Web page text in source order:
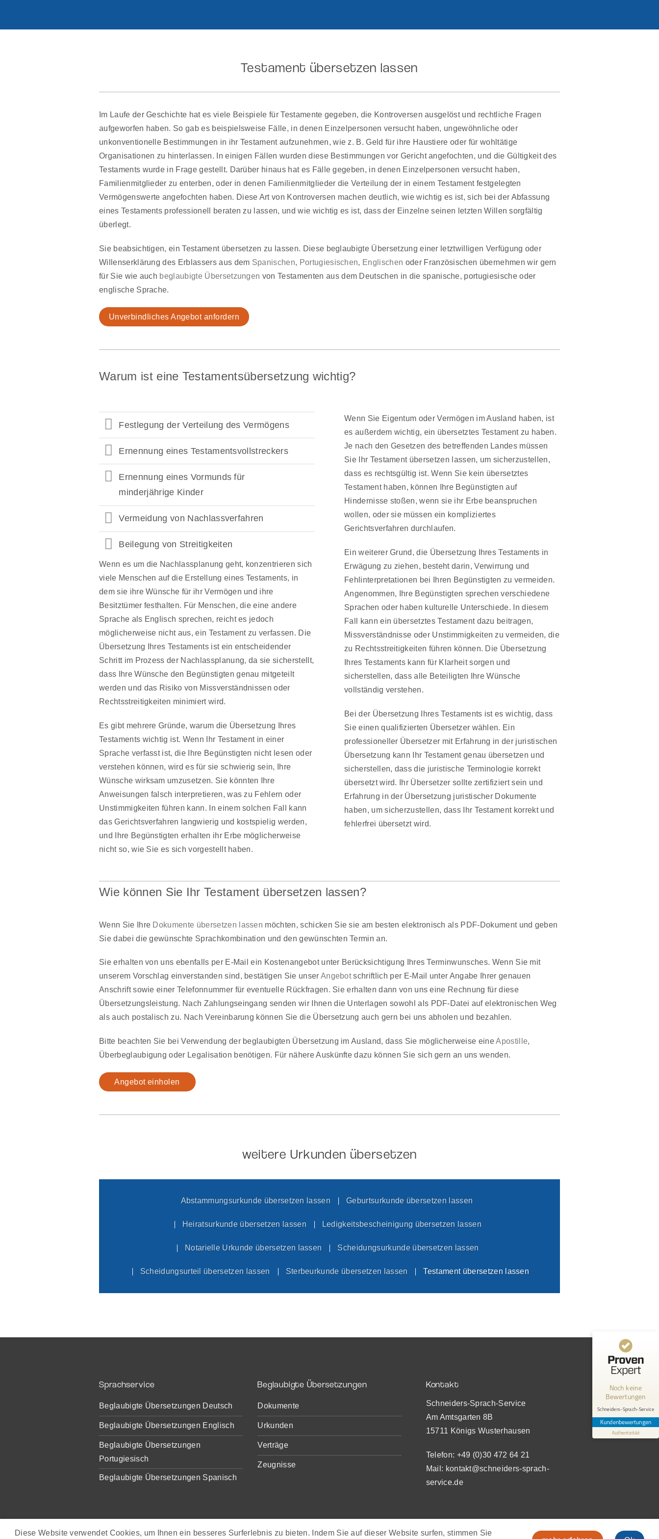
Testament übersetzen lassen
Im Laufe der Geschichte hat es viele Beispiele für Testamente gegeben, die Kontroversen ausgelöst und rechtliche Fragen
aufgeworfen haben. So gab es beispielsweise Fälle, in denen Einzelpersonen versucht haben, ungewöhnliche oder
unkonventionelle Bestimmungen in ihr Testament aufzunehmen, wie z. B. Geld für ihre Haustiere oder für wohltätige
Organisationen zu hinterlassen. In einigen Fällen wurden diese Bestimmungen vor Gericht angefochten, und die Gültigkeit des
Testaments wurde in Frage gestellt. Darüber hinaus hat es Fälle gegeben, in denen Einzelpersonen versucht haben,
Familienmitglieder zu enterben, oder in denen Familienmitglieder die Verteilung der in einem Testament festgelegten
Vermögenswerte angefochten haben. Diese Art von Kontroversen machen deutlich, wie wichtig es ist, sich bei der Abfassung
eines Testaments professionell beraten zu lassen, und wie wichtig es ist, dass der Einzelne seinen letzten Willen sorgfältig
überlegt.
Sie beabsichtigen, ein Testament übersetzen zu lassen. Diese beglaubigte Übersetzung einer letztwilligen Verfügung oder
Willenserklärung des Erblassers aus dem Spanischen, Portugiesischen, Englischen oder Französischen übernehmen wir gern
für Sie wie auch beglaubigte Übersetzungen von Testamenten aus dem Deutschen in die spanische, portugiesische oder
englische Sprache.
Unverbindliches Angebot anfordern
Warum ist eine Testamentsübersetzung wichtig?
Festlegung der Verteilung des Vermögens
Ernennung eines Testamentsvollstreckers
Ernennung eines Vormunds für
minderjährige Kinder
Vermeidung von Nachlassverfahren
Beilegung von Streitigkeiten
Wenn es um die Nachlassplanung geht, konzentrieren sich
viele Menschen auf die Erstellung eines Testaments, in
dem sie ihre Wünsche für ihr Vermögen und ihre
Besitztümer festhalten. Für Menschen, die eine andere
Sprache als Englisch sprechen, reicht es jedoch
möglicherweise nicht aus, ein Testament zu verfassen. Die
Übersetzung Ihres Testaments ist ein entscheidender
Schritt im Prozess der Nachlassplanung, da sie sicherstellt,
dass Ihre Wünsche den Begünstigten genau mitgeteilt
werden und das Risiko von Missverständnissen oder
Rechtsstreitigkeiten minimiert wird.
Es gibt mehrere Gründe, warum die Übersetzung Ihres
Testaments wichtig ist. Wenn Ihr Testament in einer
Sprache verfasst ist, die Ihre Begünstigten nicht lesen oder
verstehen können, wird es für sie schwierig sein, Ihre
Wünsche wirksam umzusetzen. Sie könnten Ihre
Anweisungen falsch interpretieren, was zu Fehlern oder
Unstimmigkeiten führen kann. In einem solchen Fall kann
das Gerichtsverfahren langwierig und kostspielig werden,
und Ihre Begünstigten erhalten ihr Erbe möglicherweise
nicht so, wie Sie es sich vorgestellt haben.
Wenn Sie Eigentum oder Vermögen im Ausland haben, ist
es außerdem wichtig, ein übersetztes Testament zu haben.
Je nach den Gesetzen des betreffenden Landes müssen
Sie Ihr Testament übersetzen lassen, um sicherzustellen,
dass es rechtsgültig ist. Wenn Sie kein übersetztes
Testament haben, können Ihre Begünstigten auf
Hindernisse stoßen, wenn sie ihr Erbe beanspruchen
wollen, oder sie müssen ein kompliziertes
Gerichtsverfahren durchlaufen.
Ein weiterer Grund, die Übersetzung Ihres Testaments in
Erwägung zu ziehen, besteht darin, Verwirrung und
Fehlinterpretationen bei Ihren Begünstigten zu vermeiden.
Angenommen, Ihre Begünstigten sprechen verschiedene
Sprachen oder haben kulturelle Unterschiede. In diesem
Fall kann ein übersetztes Testament dazu beitragen,
Missverständnisse oder Unstimmigkeiten zu vermeiden, die
zu Rechtsstreitigkeiten führen können. Die Übersetzung
Ihres Testaments kann für Klarheit sorgen und
sicherstellen, dass alle Beteiligten Ihre Wünsche
vollständig verstehen.
Bei der Übersetzung Ihres Testaments ist es wichtig, dass
Sie einen qualifizierten Übersetzer wählen. Ein
professioneller Übersetzer mit Erfahrung in der juristischen
Übersetzung kann Ihr Testament genau übersetzen und
sicherstellen, dass die juristische Terminologie korrekt
übersetzt wird. Ihr Übersetzer sollte zertifiziert sein und
Erfahrung in der Übersetzung juristischer Dokumente
haben, um sicherzustellen, dass Ihr Testament korrekt und
fehlerfrei übersetzt wird.
Wie können Sie Ihr Testament übersetzen lassen?
Wenn Sie Ihre Dokumente übersetzen lassen möchten, schicken Sie sie am besten elektronisch als PDF-Dokument und geben
Sie dabei die gewünschte Sprachkombination und den gewünschten Termin an.
Sie erhalten von uns ebenfalls per E-Mail ein Kostenangebot unter Berücksichtigung Ihres Terminwunsches. Wenn Sie mit
unserem Vorschlag einverstanden sind, bestätigen Sie unser Angebotschriftlich per E-Mail unter Angabe Ihrer genauen
Anschrift sowie einer Telefonnummer für eventuelle Rückfragen. Sie erhalten dann von uns eine Rechnung für diese
Übersetzungsleistung. Nach Zahlungseingang senden wir Ihnen die Unterlagen sowohl als PDF-Datei auf elektronischen Weg
als auch postalisch zu. Nach Vereinbarung können Sie die Übersetzung auch gern bei uns abholen und bezahlen.
Bitte beachten Sie bei Verwendung der beglaubigten Übersetzung im Ausland, dass Sie möglicherweise eineApostille,
Überbeglaubigung oder Legalisation benötigen. Für nähere Auskünfte dazu können Sie sich gern an uns wenden.
Angebot einholen
weitere Urkunden übersetzen
Abstammungsurkunde übersetzen lassen Geburtsurkunde übersetzen lassen
Heiratsurkunde übersetzen lassen Ledigkeitsbescheinigung übersetzen lassen
Notarielle Urkunde übersetzen lassen Scheidungsurkunde übersetzen lassen
Scheidungsurteil übersetzen lassen Sterbeurkunde übersetzen lassen Testament übersetzen lassen
Sprachservice
Beglaubigte Übersetzungen Deutsch
Beglaubigte Übersetzungen Englisch
Beglaubigte Übersetzungen
Portugiesisch
Beglaubigte Übersetzungen Spanisch
Beglaubigte Übersetzungen
Dokumente
Urkunden
Verträge
Zeugnisse
Kontakt
Schneiders-Sprach-Service
Am Amtsgarten 8B
15711 Königs Wusterhausen
Telefon: +49 (0)30 472 64 21
Mail: kontakt@schneiders-sprach-
service.de
Diese Website verwendet Cookies, um Ihnen ein besseres Surferlebnis zu bieten. Indem Sie auf dieser Website surfen, stimmen Sie
Noch keine
Bewertungen
Schneiders-Sprach-Service
Kundenbewertungen
Authentizität
Kundenbewertungen und Erfahrungen zu
Schneiders-Sprach-Service
Erfahren Sie mehr über dieses Bewertungssiegel
Profil ansehen